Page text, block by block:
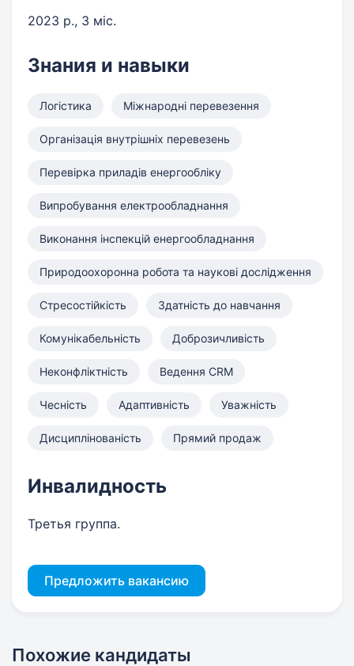
2023 р., 3 міс.
Знания и навыки
Логістика Міжнародні перевезення
Організація внутрішніх перевезень
Перевірка приладів енергообліку
Випробування електрообладнання
Виконання інспекцій енергообладнання
Природоохоронна робота та наукові дослідження
Стресостійкість Здатність до навчання
Комунікабельність Доброзичливість
Неконфліктність Ведення CRM
Чесність Адаптивність Уважність
Дисциплінованість Прямий продаж
Инвалидность
Третья группа.
Предложить вакансию
Похожие кандидаты